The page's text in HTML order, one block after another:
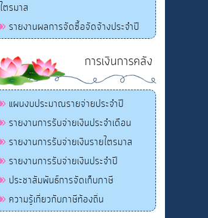
ไตรมาส
รายงานผลการจัดซื้อจัดจ้างประจำปี
การเงินการคลัง
แผนงบประมาณรายจ่ายประจำปี
รายงานการรับจ่ายเงินประจำเดือน
รายงานการรับจ่ายเงินรายไตรมาส
รายงานการรับจ่ายเงินประจำปี
ประชาสัมพันธ์การจัดเก็บภาษี
ความรู้เกี่ยวกับภาษีท้องถิ่น